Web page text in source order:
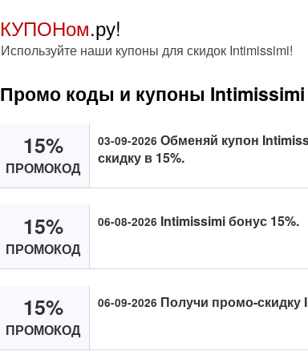
КУПОНом.ру!
Используйте наши купоны для скидок Intimissimi!
Промо коды и купоны Intimissimi
15%
ПРОМОКОД
03-09-2026 Обменяй купон
скидку в 15%.
15%
ПРОМОКОД
06-08-2026 Intimissimi бонус 15%.
15%
ПРОМОКОД
06-09-2026 Получи промо-скидку